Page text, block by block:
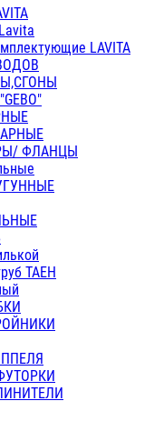
LAVITA
ФЛАНЦЫ
ТАЕН